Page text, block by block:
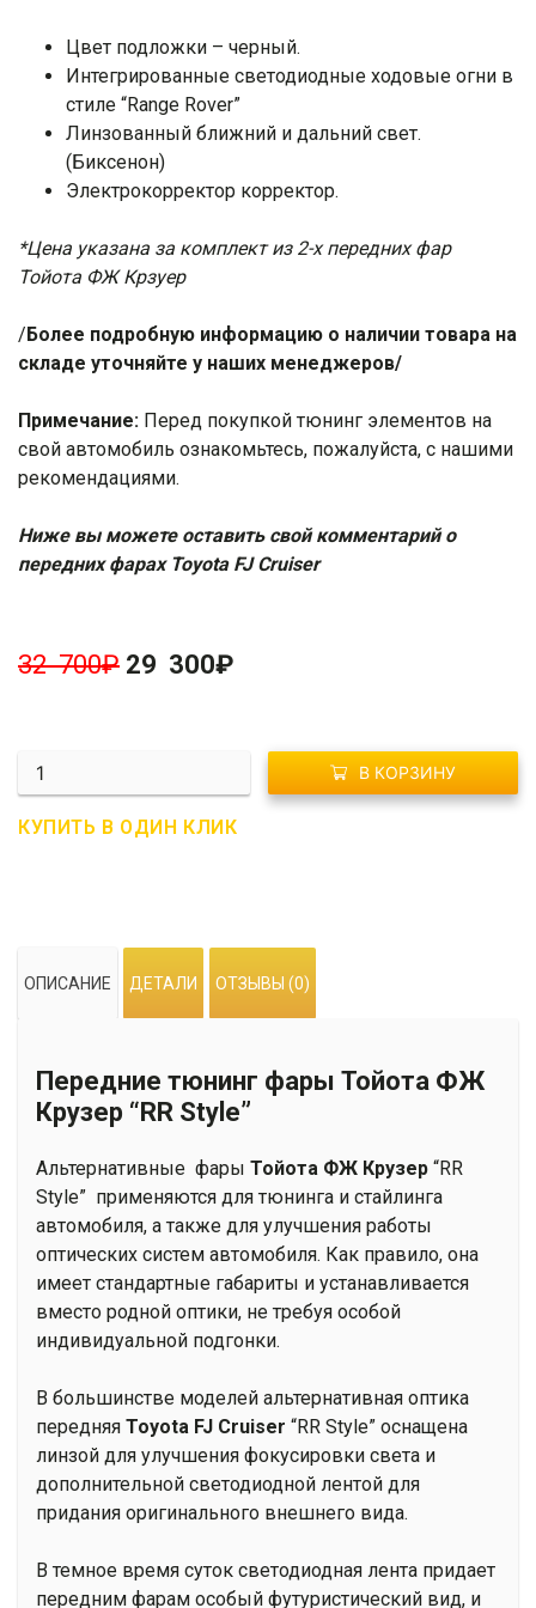
Цвет подложки – черный.
Интегрированные светодиодные ходовые огни в
стиле “Range Rover”
Линзованный ближний и дальний свет.
(Биксенон)
Электрокорректор корректор.
*Цена указана за комплект из 2-х передних фар
Тойота ФЖ Крзуер
/Более подробную информацию о наличии товара на
складе уточняйте у наших менеджеров/
Примечание: Перед покупкой тюнинг элементов на
свой автомобиль ознакомьтесь, пожалуйста, с нашими
рекомендациями.
Ниже вы можете оставить свой комментарий о
передних фарах Toyota FJ Cruiser
32 700₽ 29 300₽
Количество
G02-
0222
"RR
В КОРЗИНУ
КУПИТЬ В ОДИН КЛИК
ОПИСАНИЕ ДЕТАЛИ ОТЗЫВЫ (0)
Передние тюнинг фары Тойота ФЖ
Крузер “RR Style”
Альтернативные фары Тойота ФЖ Крузер “RR
Style” применяются для тюнинга и стайлинга
автомобиля, а также для улучшения работы
оптических систем автомобиля. Как правило, она
имеет стандартные габариты и устанавливается
вместо родной оптики, не требуя особой
индивидуальной подгонки.
В большинстве моделей альтернативная оптика
передняя Toyota FJ Cruiser “RR Style” оснащена
линзой для улучшения фокусировки света и
дополнительной светодиодной лентой для
придания оригинального внешнего вида.
В темное время суток светодиодная лента придает
передним фарам особый футуристический вид, и